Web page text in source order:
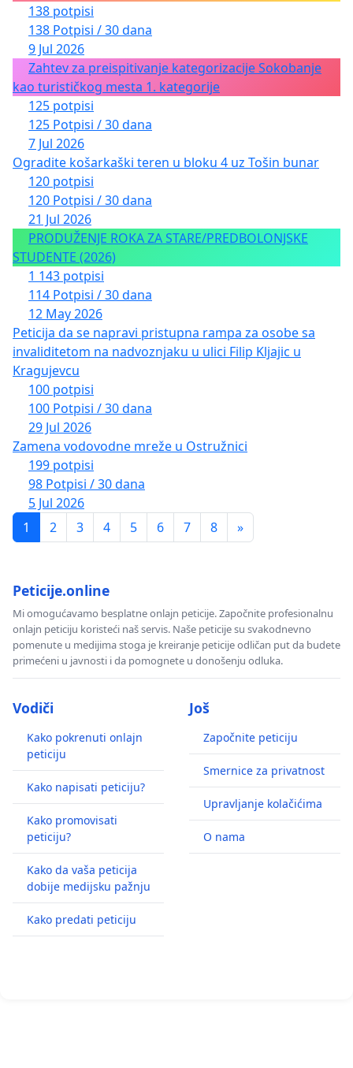
138 potpisi
138 Potpisi / 30 dana
9 Jul 2026
Zahtev za preispitivanje kategorizacije Sokobanje
kao turističkog mesta 1. kategorije
125 potpisi
125 Potpisi / 30 dana
7 Jul 2026
Ogradite košarkaški teren u bloku 4 uz Tošin bunar
120 potpisi
120 Potpisi / 30 dana
21 Jul 2026
PRODUŽENJE ROKA ZA STARE/PREDBOLONJSKE
STUDENTE (2026)
1 143 potpisi
114 Potpisi / 30 dana
12 May 2026
Peticija da se napravi pristupna rampa za osobe sa
invaliditetom na nadvoznjaku u ulici Filip Kljajic u
Kragujevcu
100 potpisi
100 Potpisi / 30 dana
29 Jul 2026
Zamena vodovodne mreže u Ostružnici
199 potpisi
98 Potpisi / 30 dana
5 Jul 2026
1
2 3 4 5 6 7 8 »
Peticije.online
Mi omogućavamo besplatne onlajn peticije. Započnite profesionalnu
onlajn peticiju koristeći naš servis. Naše peticije su svakodnevno
pomenute u medijima stoga je kreiranje peticije odličan put da budete
primećeni u javnosti i da pomognete u donošenju odluka.
Vodiči
Kako pokrenuti onlajn
peticiju
Kako napisati peticiju?
Kako promovisati
peticiju?
Kako da vaša peticija
dobije medijsku pažnju
Kako predati peticiju
Još
Započnite peticiju
Smernice za privatnost
Upravljanje kolačićima
O nama